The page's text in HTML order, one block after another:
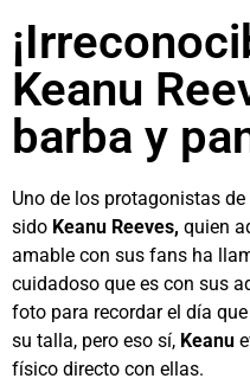
Keanu
barba y
Uno de los protagonistas
sido Keanu Reeves, quien
amable con sus fans ha
cuidadoso que es con sus
foto para recordar el día
su talla, pero eso sí, Keanu
físico directo con ellas.